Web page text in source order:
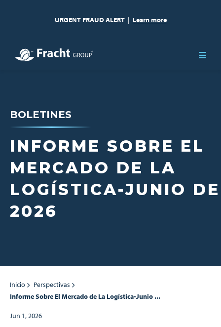
URGENT FRAUD ALERT | Learn more
BOLETINES
INFORME SOBRE EL
MERCADO DE LA
LOGÍSTICA-JUNIO DE
2026
Inicio
Perspectivas
Informe Sobre El Mercado de La Logística-Junio ...
Jun 1, 2026